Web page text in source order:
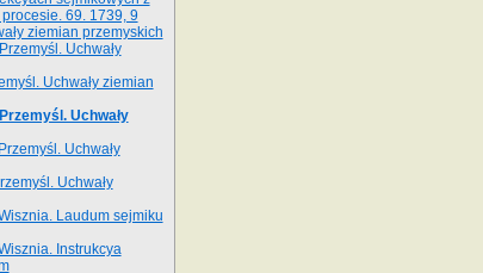
69. 1739, 9
ziemian przemyskich
Uchwały
Uchwały ziemian
Uchwały
Uchwały
Uchwały
Laudum sejmiku
Instrukcya